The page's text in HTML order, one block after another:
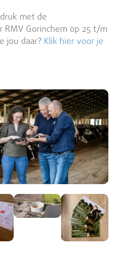
met de
Gorinchem op 25 t/m
jou daar? Klik hier voor je